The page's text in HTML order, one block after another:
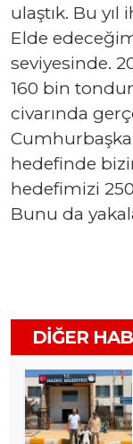
ulaştık. Bu yıl
Elde
seviyesinde.
160 bin
civarında
hedefinde
hedefimizi
Bunu da
DIĞER